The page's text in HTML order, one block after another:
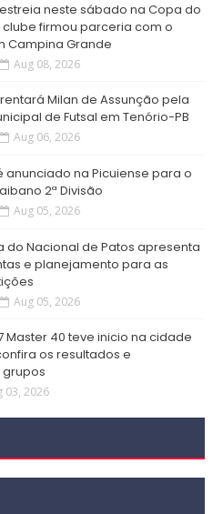
neste sábado na Copa do
firmou parceria com o
Campina Grande
Aug 08, 2026
Milan de Assunção pela
de Futsal em Tenório-PB
Aug 06, 2026
anunciado na Picuiense para o
2ª Divisão
Aug 05, 2026
do Nacional de Patos apresenta
e planejamento para as
Aug 05, 2026
Master 40 teve inicio na cidade
os resultados e
03, 2026